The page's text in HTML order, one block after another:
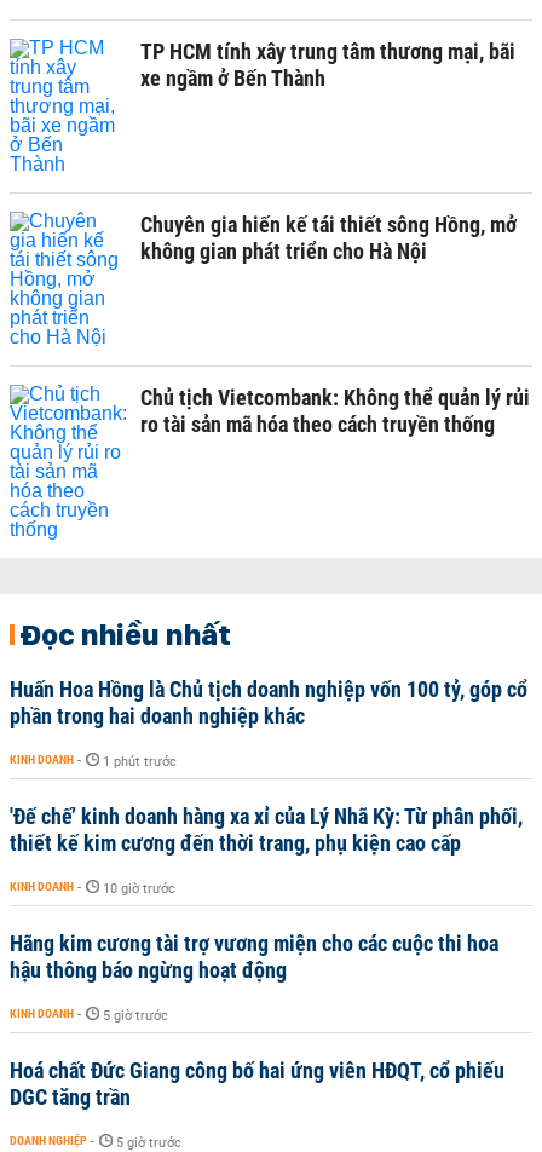
TP HCM tính xây trung tâm thương mại, bãi
xe ngầm ở Bến Thành
Chuyên gia hiến kế tái thiết sông Hồng, mở
không gian phát triển cho Hà Nội
Chủ tịch Vietcombank: Không thể quản lý rủi
ro tài sản mã hóa theo cách truyền thống
Đọc nhiều nhất
Huấn Hoa Hồng là Chủ tịch doanh nghiệp vốn 100 tỷ, góp cổ
phần trong hai doanh nghiệp khác
KINH DOANH - 1 phút trước
'Đế chế’ kinh doanh hàng xa xỉ của Lý Nhã Kỳ: Từ phân phối,
thiết kế kim cương đến thời trang, phụ kiện cao cấp
KINH DOANH - 10 giờ trước
Hãng kim cương tài trợ vương miện cho các cuộc thi hoa
hậu thông báo ngừng hoạt động
KINH DOANH - 5 giờ trước
Hoá chất Đức Giang công bố hai ứng viên HĐQT, cổ phiếu
DGC tăng trần
DOANH NGHIỆP - 5 giờ trước